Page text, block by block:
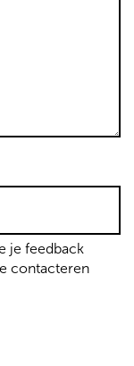
je feedback
contacteren